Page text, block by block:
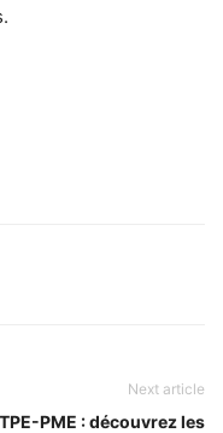
Next article
TPE-PME : découvrez les